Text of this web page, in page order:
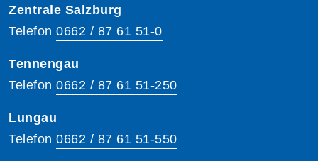
Zentrale Salzburg
Telefon 0662 / 87 61 51-0
Tennengau
Telefon 0662 / 87 61 51-250
Lungau
Telefon 0662 / 87 61 51-550